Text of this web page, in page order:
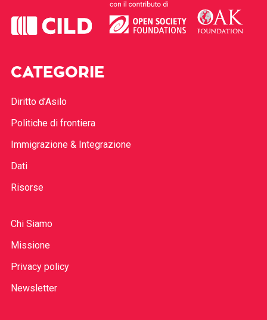
CATEGORIE
Diritto d’Asilo
Politiche di frontiera
Immigrazione & Integrazione
Dati
Risorse
Chi Siamo
Missione
Privacy policy
Newsletter